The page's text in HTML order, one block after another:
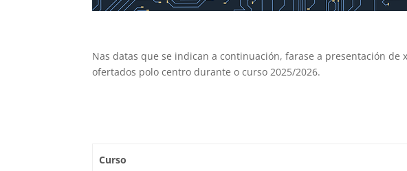
Nas datas que se indican a continuación, farase a presentación de
ofertados polo centro durante o curso 2025/2026.
Curso